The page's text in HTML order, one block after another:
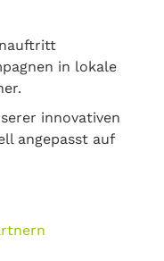
in lokale
innovativen
angepasst auf